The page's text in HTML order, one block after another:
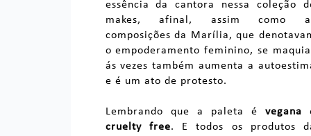
essência da cantora nessa coleção
makes, afinal, assim como
composições da Marília, que
o empoderamento feminino, se
ás vezes também aumenta a
e é um ato de protesto.
Lembrando que a paleta é vegana
cruelty free. E todos os produtos